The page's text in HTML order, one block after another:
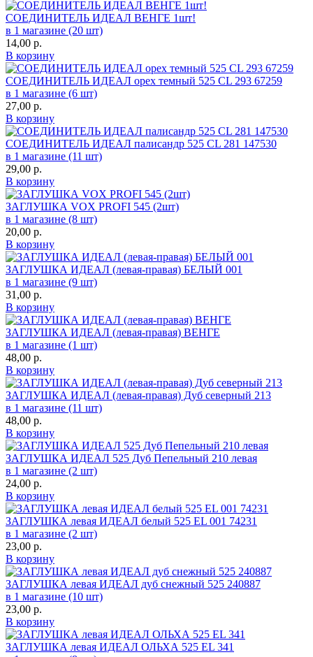
CОЕДИНИТЕЛЬ ИДЕАЛ ВЕНГЕ 1шт!
в 1 магазине (20 шт)
14,00 р.
В корзину
CОЕДИНИТЕЛЬ ИДЕАЛ орех темный 525 CL 293 67259
в 1 магазине (6 шт)
27,00 р.
В корзину
CОЕДИНИТЕЛЬ ИДЕАЛ палисандр 525 CL 281 147530
в 1 магазине (11 шт)
29,00 р.
В корзину
ЗАГЛУШКА VOX PROFI 545 (2шт)
в 1 магазине (8 шт)
20,00 р.
В корзину
ЗАГЛУШКА ИДЕАЛ (левая-правая) БЕЛЫЙ 001
в 1 магазине (9 шт)
31,00 р.
В корзину
ЗАГЛУШКА ИДЕАЛ (левая-правая) ВЕНГЕ
в 1 магазине (1 шт)
48,00 р.
В корзину
ЗАГЛУШКА ИДЕАЛ (левая-правая) Дуб северный 213
в 1 магазине (11 шт)
48,00 р.
В корзину
ЗАГЛУШКА ИДЕАЛ 525 Дуб Пепельный 210 левая
в 1 магазине (2 шт)
24,00 р.
В корзину
ЗАГЛУШКА левая ИДЕАЛ белый 525 EL 001 74231
в 1 магазине (2 шт)
23,00 р.
В корзину
ЗАГЛУШКА левая ИДЕАЛ дуб снежный 525 240887
в 1 магазине (10 шт)
23,00 р.
В корзину
ЗАГЛУШКА левая ИДЕАЛ ОЛЬХА 525 EL 341